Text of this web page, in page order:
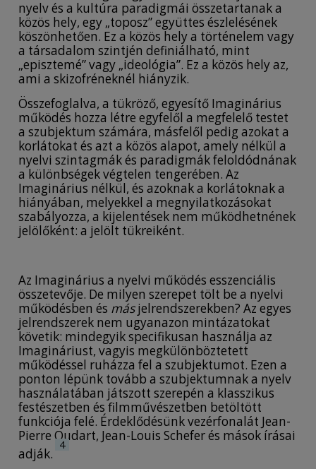
nyelv és a kultúra paradigmái összetartanak a
közös hely, egy „toposz” együttes észlelésének
köszönhetően. Ez a közös hely a történelem vagy
a társadalom szintjén definiálható, mint
„episztemé” vagy „ideológia”. Ez a közös hely az,
ami a skizofréneknél hiányzik.
Összefoglalva, a tükröző, egyesítő Imaginárius
működés hozza létre egyfelől a megfelelő testet
a szubjektum számára, másfelől pedig azokat a
korlátokat és azt a közös alapot, amely nélkül a
nyelvi szintagmák és paradigmák feloldódnának
a különbségek végtelen tengerében. Az
Imaginárius nélkül, és azoknak a korlátoknak a
hiányában, melyekkel a megnyilatkozásokat
szabályozza, a kijelentések nem működhetnének
jelölőként: a jelölt tükreiként.
Az Imaginárius a nyelvi működés esszenciális
összetevője. De milyen szerepet tölt be a nyelvi
működésben és másjelrendszerekben? Az egyes
jelrendszerek nem ugyanazon mintázatokat
követik: mindegyik specifikusan használja az
Imagináriust, vagyis megkülönböztetett
működéssel ruházza fel a szubjektumot. Ezen a
ponton lépünk tovább a szubjektumnak a nyelv
használatában játszott szerepén a klasszikus
festészetben és filmművészetben betöltött
funkciója felé. Érdeklődésünk vezérfonalát Jean-
Pierre Oudart, Jean-Louis Schefer és mások írásai
adják.
4